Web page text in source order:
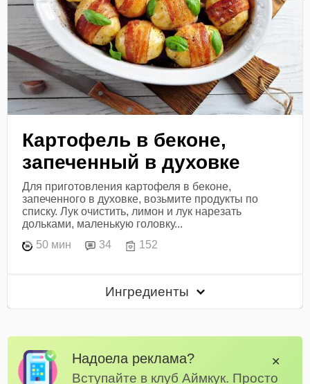
Картофель в беконе,
запеченный в духовке
Для приготовления картофеля в беконе,
запеченного в духовке, возьмите продукты по
списку. Лук очистить, лимон и лук нарезать
дольками, маленькую головку...
50 мин
34 152
Ингредиенты
Надоела реклама?
Вступайте в клуб Аймкук. Просто
✕